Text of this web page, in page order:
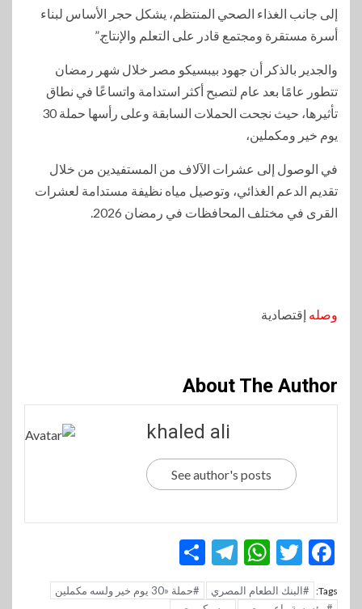
إلى جانب الغذاء الصحي المنتظم، يشكل حجر الأساس لبناء
أسرة مستقرة ومجتمع قادر على التعلم والإنتاج.”
والجدير بالذكر أن جهود بيبسيكو مصر خلال شهر رمضان
تتطور عامًا بعد عام لتصبح أكثر استدامة واتساعًا في نطاق
تأثيرها، حيث نجحت الحملات السابقة وعلى رأسها حملة 30
يوم خير ومكملين،
في الوصول إلى عشرات الآلاف من المستفيدين من خلال
تقديم الدعم الغذائي، وتوصيل مياه نظيفة مستدامة لعشرات
القرى في مختلف المحافظات في رمضان 2026.
وصله إقتصادية
About The Author
khaled ali
See author's posts
Facebook
Twitter
WhatsApp
Telegram
Tags: #البنك الطعام المصري
#حملة «30 يوم خير ولسه مكملين